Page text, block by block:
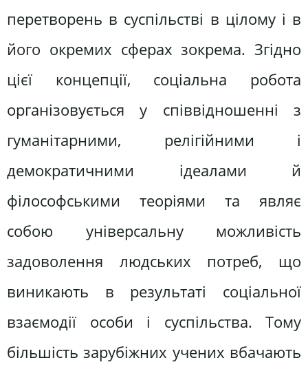
перетворень в суспільстві в цілому і в
його окремих сферах зокрема. Згідно
цієї концепції, соціальна робота
організовується у співвідношенні з
гуманітарними, релігійними і
демократичними ідеалами й
філософськими теоріями та являє
собою універсальну можливість
задоволення людських потреб, що
виникають в результаті соціальної
взаємодії особи і суспільства. Тому
більшість зарубіжних учених вбачають